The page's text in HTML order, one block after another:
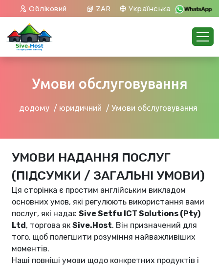
Обліковий
запис
ZAR Українська
Умови обслуговування
додому юридичний Умови обслуговування
УМОВИ НАДАННЯ ПОСЛУГ
(ПІДСУМКИ / ЗАГАЛЬНІ УМОВИ)
Ця сторінка є простим англійським викладом
основних умов, які регулюють використання вами
послуг, які надає Sive Setfu ICT Solutions (Pty)
Ltd, торгова як Sive.Host. Він призначений для
того, щоб полегшити розуміння найважливіших
моментів.
Наші повніші умови щодо конкретних продуктів і